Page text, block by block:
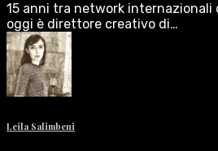
15 anni tra network internazionali
oggi è direttore creativo di…
Leila Salimbeni